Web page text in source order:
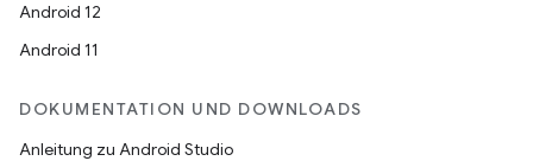
Android 12
Android 11
DOKUMENTATION UND DOWNLOADS
Anleitung zu Android Studio